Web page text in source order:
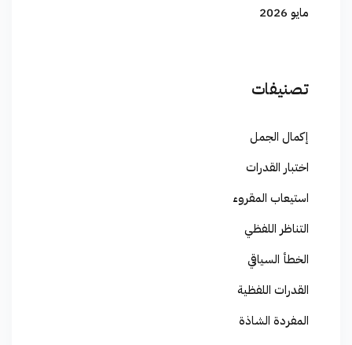
مايو 2026
تصنيفات
إكمال الجمل
اختبار القدرات
استيعاب المقروء
التناظر اللفظي
الخطأ السياقي
القدرات اللفظية
المفردة الشاذة